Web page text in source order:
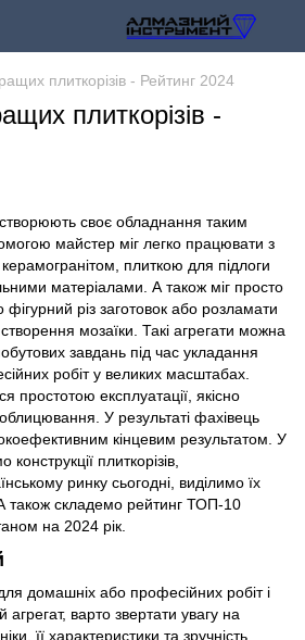
плиткорізів - Рейтинг 2024
плиткорізів -
створюють своє обладнання таким
майстер міг легко працювати з
плиткою для підлоги
матеріалами. А також міг просто
різ заготовок або розламати
мозаїки. Такі агрегати можна
завдань під час укладання
робіт у великих масштабах.
простотою експлуатації, якісно
У результаті фахівець
кінцевим результатом. У
плиткорізів,
ринку сьогодні, виділимо їх
також складемо рейтинг ТОП-10
на 2024 рік.
домашніх або професійних робіт і
варто звертати увагу на
її характеристики та зручність